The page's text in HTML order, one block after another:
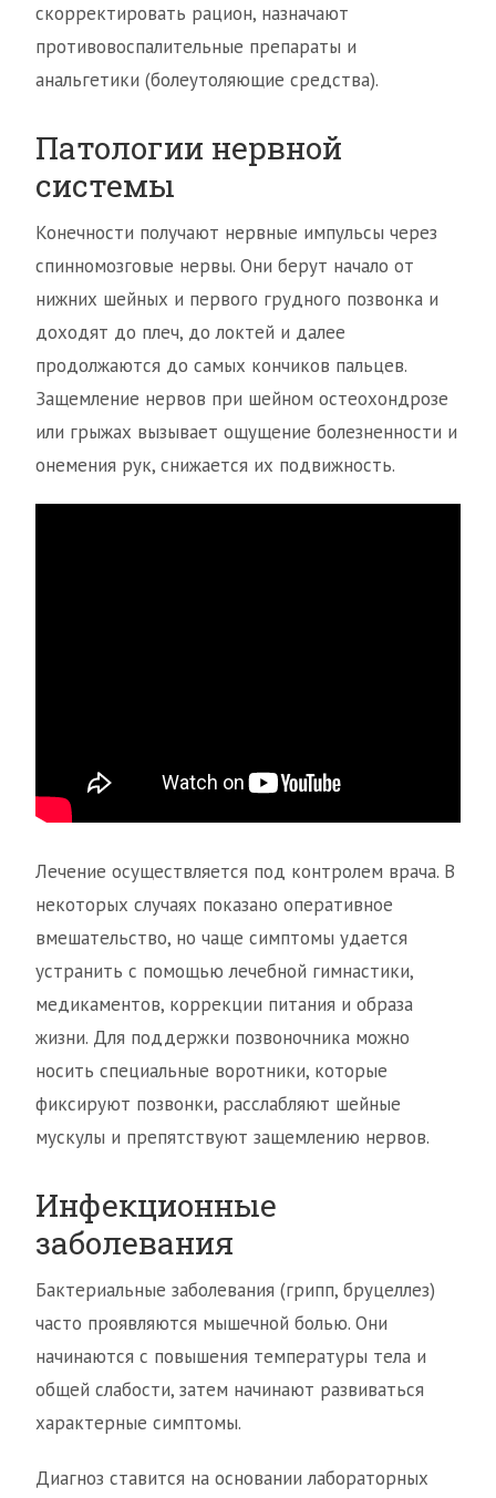
скорректировать рацион, назначают
противовоспалительные препараты и
анальгетики (болеутоляющие средства).
Патологии нервной
системы
Конечности получают нервные импульсы через
спинномозговые нервы. Они берут начало от
нижних шейных и первого грудного позвонка и
доходят до плеч, до локтей и далее
продолжаются до самых кончиков пальцев.
Защемление нервов при шейном остеохондрозе
или грыжах вызывает ощущение болезненности и
онемения рук, снижается их подвижность.
Лечение осуществляется под контролем врача. В
некоторых случаях показано оперативное
вмешательство, но чаще симптомы удается
устранить с помощью лечебной гимнастики,
медикаментов, коррекции питания и образа
жизни. Для поддержки позвоночника можно
носить специальные воротники, которые
фиксируют позвонки, расслабляют шейные
мускулы и препятствуют защемлению нервов.
Инфекционные
заболевания
Бактериальные заболевания (грипп, бруцеллез)
часто проявляются мышечной болью. Они
начинаются с повышения температуры тела и
общей слабости, затем начинают развиваться
характерные симптомы.
Диагноз ставится на основании лабораторных